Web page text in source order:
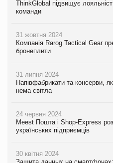
ThinkGlobal підвищує
команди
31 жовтня 2024
Компанія Rarog Tactical Gear
бронеплити
31 липня 2024
Напівфабрикати та консерви,
нема світла
24 червня 2024
Meest Пошта і Shop-Express
українських підприємців
30 квітня 2024